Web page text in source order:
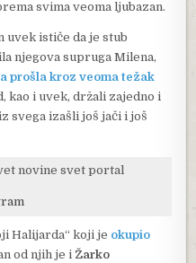
svima veoma ljubazan.
uvek ističe da je stub
njegova supruga Milena,
prošla kroz veoma težak
kao i uvek, držali zajedno i
svega izašli još jači i još
Halijarda“ koji je okupio
od njih je i Žarko